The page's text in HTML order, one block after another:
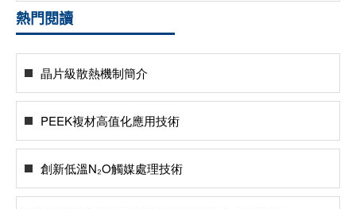
熱門閱讀
晶片級散熱機制簡介
PEEK複材高值化應用技術
創新低溫N₂O觸媒處理技術